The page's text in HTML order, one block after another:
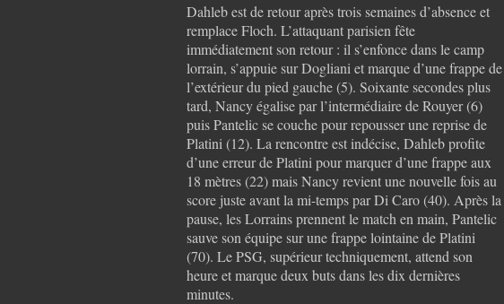
Dahleb est de retour après trois semaines d’absence et
remplace Floch. L’attaquant parisien fête
immédiatement son retour : il s’enfonce dans le camp
lorrain, s’appuie sur Dogliani et marque d’une frappe de
l’extérieur du pied gauche (5). Soixante secondes plus
tard, Nancy égalise par l’intermédiaire de Rouyer (6)
puis Pantelic se couche pour repousser une reprise de
Platini (12). La rencontre est indécise, Dahleb profite
d’une erreur de Platini pour marquer d’une frappe aux
18 mètres (22) mais Nancy revient une nouvelle fois au
score juste avant la mi-temps par Di Caro (40). Après la
pause, les Lorrains prennent le match en main, Pantelic
sauve son équipe sur une frappe lointaine de Platini
(70). Le PSG, supérieur techniquement, attend son
heure et marque deux buts dans les dix dernières
minutes.